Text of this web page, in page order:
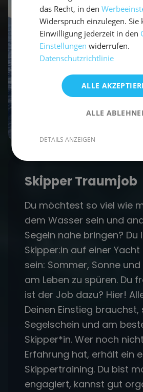
Skipper Traumjob
Du möchtest so viel wie
dem Wasser sein und
Segeln nahe bringen? Du
Skipper:in auf einer
sein: Sommer, Sonne
am Leben zu spüren. Du
ist der Job dazu? Hier!
Deinen Einstieg brauchst,
Segelschein und am
Skipper*in. Wer noch
Erfahrung hat, erhält ein
Skippertraining. Du bist
engagiert, kannst gut
das Recht, in den
Widerspruch einzulegen. Sie
Einwilligung jederzeit in den
Einstellungen widerrufen.
Datenschutzrichtlinie
ALLE
ALLE
DETAILS ANZEIGEN